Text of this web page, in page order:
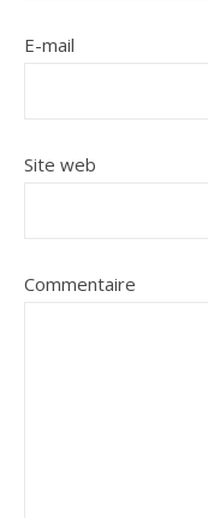
E-mail
Site web
Commentaire